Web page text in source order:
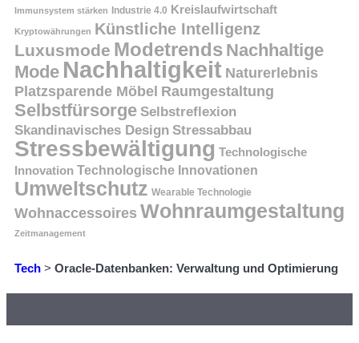
Immunsystem stärken Industrie 4.0 Kreislaufwirtschaft
Kryptowährungen Künstliche Intelligenz
Luxusmode Modetrends Nachhaltige
Mode Nachhaltigkeit Naturerlebnis
Platzsparende Möbel Raumgestaltung
Selbstfürsorge Selbstreflexion
Skandinavisches Design Stressabbau
Stressbewältigung Technologische
Innovation Technologische Innovationen
Umweltschutz Wearable Technologie
Wohnaccessoires Wohnraumgestaltung
Zeitmanagement
Tech > Oracle-Datenbanken: Verwaltung und Optimierung